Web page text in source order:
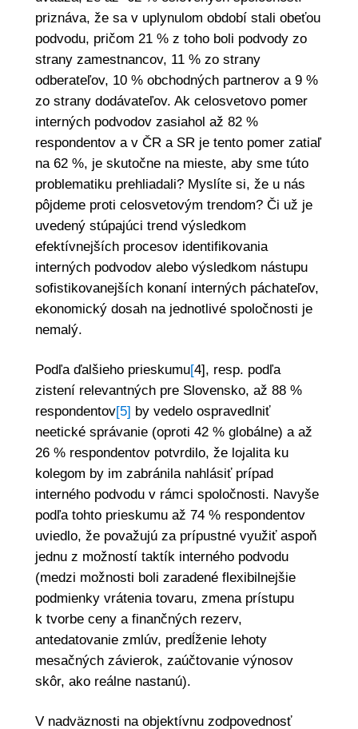
priznáva, že sa v uplynulom období stali obeťou
podvodu, pričom 21 % z toho boli podvody zo
strany zamestnancov, 11 % zo strany
odberateľov, 10 % obchodných partnerov a 9 %
zo strany dodávateľov. Ak celosvetovo pomer
interných podvodov zasiahol až 82 %
respondentov a v ČR a SR je tento pomer zatiaľ
na 62 %, je skutočne na mieste, aby sme túto
problematiku prehliadali? Myslíte si, že u nás
pôjdeme proti celosvetovým trendom? Či už je
uvedený stúpajúci trend výsledkom
efektívnejších procesov identifikovania
interných podvodov alebo výsledkom nástupu
sofistikovanejších konaní interných páchateľov,
ekonomický dosah na jednotlivé spoločnosti je
nemalý.
Podľa ďalšieho prieskumu[4], resp. podľa
zistení relevantných pre Slovensko, až 88 %
respondentov[5] by vedelo ospravedlniť
neetické správanie (oproti 42 % globálne) a až
26 % respondentov potvrdilo, že lojalita ku
kolegom by im zabránila nahlásiť prípad
interného podvodu v rámci spoločnosti. Navyše
podľa tohto prieskumu až 74 % respondentov
uviedlo, že považujú za prípustné využiť aspoň
jednu z možností taktík interného podvodu
(medzi možnosti boli zaradené flexibilnejšie
podmienky vrátenia tovaru, zmena prístupu
k tvorbe ceny a finančných rezerv,
antedatovanie zmlúv, predĺženie lehoty
mesačných závierok, zaúčtovanie výnosov
skôr, ako reálne nastanú).
V nadväznosti na objektívnu zodpovednosť